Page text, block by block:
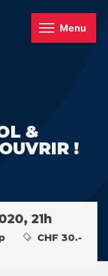
Menu
&
!
21h
CHF 30.-